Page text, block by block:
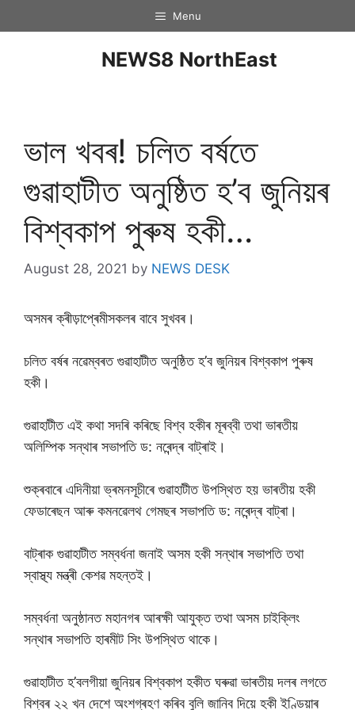
Menu
NEWS8 NorthEast
ভাল খবৰ! চলিত বৰ্ষতে
গুৱাহাটীত অনুষ্ঠিত হ’ব জুনিয়ৰ
বিশ্বকাপ পুৰুষ হকী…
August 28, 2021 by NEWS DESK
অসমৰ ক্ৰীড়াপ্ৰেমীসকলৰ বাবে সুখবৰ।
চলিত বৰ্ষৰ নৱেম্বৰত গুৱাহাটীত অনুষ্ঠিত হ’ব জুনিয়ৰ বিশ্বকাপ পুৰুষ
হকী।
গুৱাহাটীত এই কথা সদৰি কৰিছে বিশ্ব হকীৰ মূৰব্বী তথা ভাৰতীয়
অলিম্পিক সন্থাৰ সভাপতি ড: নৰেন্দ্ৰ বাট্ৰাই।
শুক্ৰবাৰে এদিনীয়া ভ্ৰমনসূচীৰে গুৱাহাটীত উপস্থিত হয় ভাৰতীয় হকী
ফেডাৰেছন আৰু কমনৱেলথ গেমছৰ সভাপতি ড: নৰেন্দ্ৰ বাট্ৰা।
বাট্ৰাক গুৱাহাটীত সম্বৰ্ধনা জনাই অসম হকী সন্থাৰ সভাপতি তথা
স্বাস্থ্য মন্ত্ৰী কেশৱ মহন্তই।
সম্বৰ্ধনা অনুষ্ঠানত মহানগৰ আৰক্ষী আযুক্ত তথা অসম চাইক্লিং
সন্থাৰ সভাপতি হাৰমীট সিং উপস্থিত থাকে।
গুৱাহাটীত হ’বলগীয়া জুনিয়ৰ বিশ্বকাপ হকীত ঘৰুৱা ভাৰতীয় দলৰ লগতে
বিশ্বৰ ২২ খন দেশে অংশগ্ৰহণ কৰিব বুলি জানিব দিয়ে হকী ইণ্ডিয়াৰ